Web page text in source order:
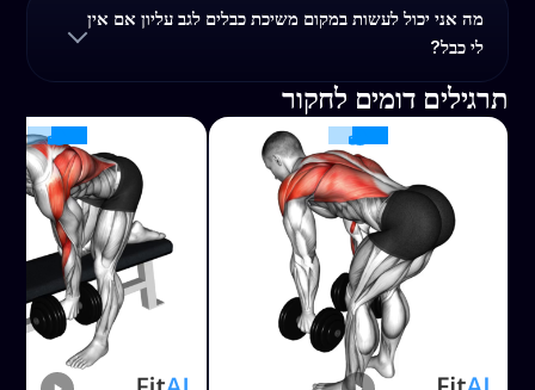
מה אני יכול לעשות במקום משיכת כבלים לגב עליון אם אין
לי כבל?
תרגילים דומים לחקור